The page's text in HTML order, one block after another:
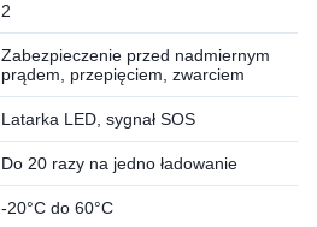
2
Zabezpieczenie przed nadmiernym
prądem, przepięciem, zwarciem
Latarka LED, sygnał SOS
Do 20 razy na jedno ładowanie
-20°C do 60°C